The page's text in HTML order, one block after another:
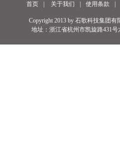
首页 关于我们 使用条款
Copyright 2013 by 石歌科技集团
地址：浙江省杭州市凯旋路431号